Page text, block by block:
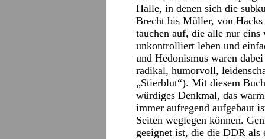
Halle, in denen sich die
Brecht bis Müller, von
tauchen auf, die alle nur
unkontrolliert leben und
und Hedonismus waren
radikal, humorvoll,
„Stierblut“). Mit diesem
würdiges Denkmal, das
immer aufregend aufgebaut
Seiten weglegen können.
geeignet ist, die die DDR als